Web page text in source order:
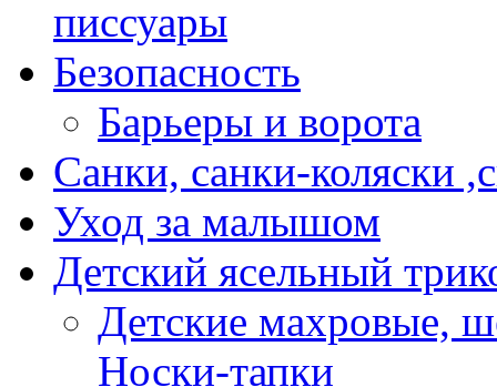
писсуары
Безопасность
Барьеры и ворота
Санки, санки-коляски
Уход за малышом
Детский ясельный
Детские махровые,
Носки-тапки